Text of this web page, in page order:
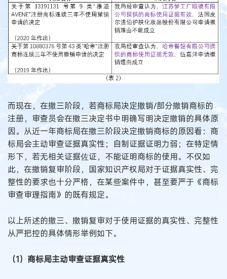
而现在，在撤三阶段，若商标局决定撤销/部分撤销商标的
注册，审查员会在撤三决定书中明确写明决定撤销的具体原
因。从近一年商标局在撤三阶段决定撤销商标的原因看：商
标局会主动审查证据真实性；自制证据证明力弱；在特定情
形下，若无相关证据佐证，不能证明商标的使用。不仅如
此，在撤销复审阶段，国家知识产权局对于证据真实性、完
整性的要求也十分严格，在某些案件中，甚至要严于《商标
审查审理指南》的既有规定。
以上所述的撤三、撤销复审对于使用证据的真实性、完整性
从严把控的具体情形举例如下。
（1）商标局主动审查证据真实性